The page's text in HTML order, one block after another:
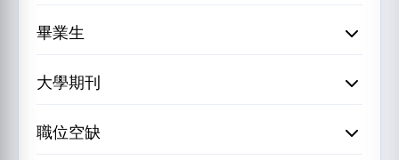
畢業生
大學期刊
職位空缺